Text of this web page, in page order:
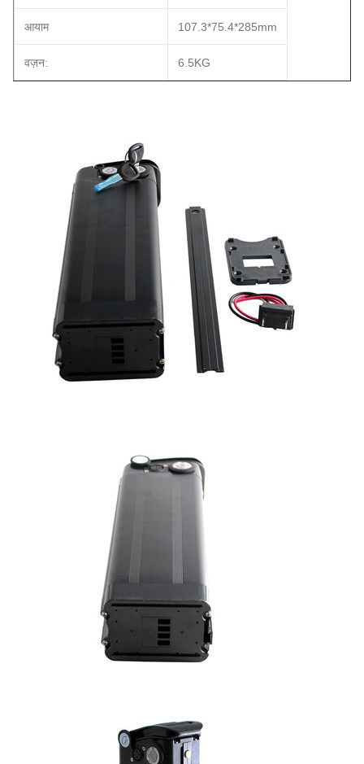
आयाम 107.3*75.4*285mm
वज़न: 6.5KG